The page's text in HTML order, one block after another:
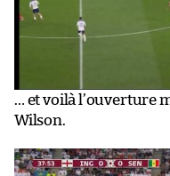
… et voilà l’ouverture
Wilson.